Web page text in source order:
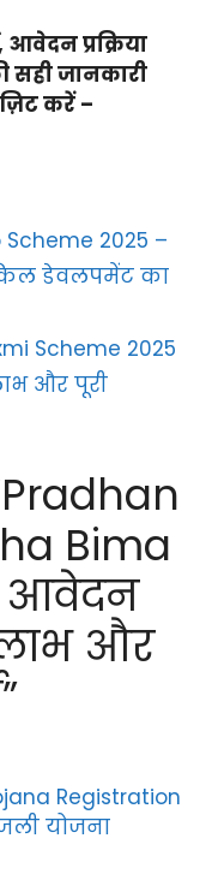
प्रक्रिया
जानकारी
करें –
2025 –
डेवलपमेंट का
Scheme 2025
और पूरी
Bima
आवेदन
लाभ और
Registration
योजना